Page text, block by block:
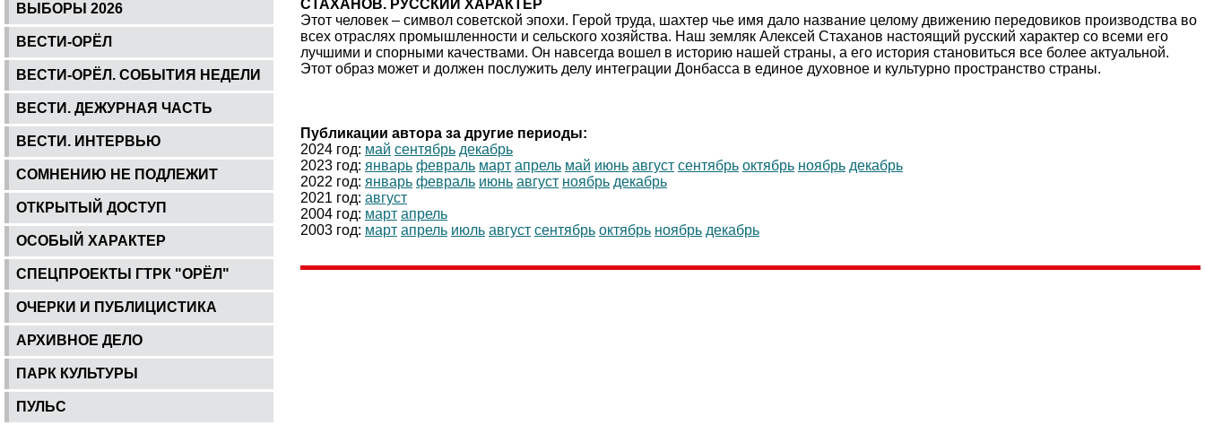
ВЫБОРЫ 2026
ВЕСТИ-ОРЁЛ
ВЕСТИ-ОРЁЛ. СОБЫТИЯ НЕДЕЛИ
ВЕСТИ. ДЕЖУРНАЯ ЧАСТЬ
ВЕСТИ. ИНТЕРВЬЮ
СОМНЕНИЮ НЕ ПОДЛЕЖИТ
ОТКРЫТЫЙ ДОСТУП
ОСОБЫЙ ХАРАКТЕР
СПЕЦПРОЕКТЫ ГТРК "ОРЁЛ"
ОЧЕРКИ И ПУБЛИЦИСТИКА
АРХИВНОЕ ДЕЛО
ПАРК КУЛЬТУРЫ
ПУЛЬС
СТАХАНОВ. РУССКИЙ ХАРАКТЕР
Этот человек – символ советской эпохи. Герой труда, шахтер чье имя дало название целому движению передовиков производства во
всех отраслях промышленности и сельского хозяйства. Наш земляк Алексей Стаханов настоящий русский характер со всеми его
лучшими и спорными качествами. Он навсегда вошел в историю нашей страны, а его история становиться все более актуальной.
Этот образ может и должен послужить делу интеграции Донбасса в единое духовное и культурно пространство страны.
Публикации автора за другие периоды:
2024 год: май сентябрь декабрь
2023 год: январь февраль март апрель май июнь август сентябрь октябрь ноябрь декабрь
2022 год: январь февраль июнь август ноябрь декабрь
2021 год: август
2004 год: март апрель
2003 год: март апрель июль август сентябрь октябрь ноябрь декабрь